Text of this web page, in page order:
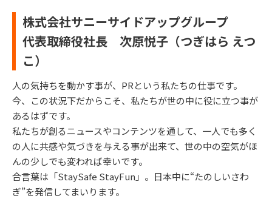
株式会社サニーサイドアップグループ
代表取締役社長 次原悦子（つぎはら えつ
こ）
人の気持ちを動かす事が、PRという私たちの仕事です。
今、この状況下だからこそ、私たちが世の中に役に立つ事が
あるはずです。
私たちが創るニュースやコンテンツを通して、一人でも多く
の人に共感や気づきを与える事が出来て、世の中の空気がほ
んの少しでも変われば幸いです。
合⾔葉は「StaySafe StayFun」。日本中に“たのしいさわ
ぎ”を発信してまいります。